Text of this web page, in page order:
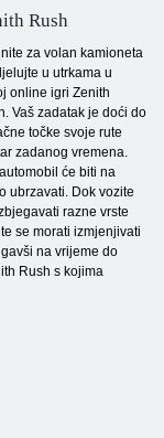
Rush
za volan kamioneta
u utrkama u
online igri Zenith
Vaš zadatak je doći do
točke svoje rute
zadanog vremena.
će biti na
ubrzavati. Dok vozite
razne vrste
se morati izmjenjivati
na vrijeme do
Rush s kojima